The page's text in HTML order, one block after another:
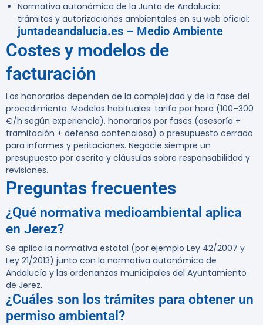
Normativa autonómica de la Junta de Andalucía:
trámites y autorizaciones ambientales en su web oficial:
juntadeandalucia.es – Medio Ambiente
Costes y modelos de
facturación
Los honorarios dependen de la complejidad y de la fase del
procedimiento. Modelos habituales: tarifa por hora (100–300
€/h según experiencia), honorarios por fases (asesoría +
tramitación + defensa contenciosa) o presupuesto cerrado
para informes y peritaciones. Negocie siempre un
presupuesto por escrito y cláusulas sobre responsabilidad y
revisiones.
Preguntas frecuentes
¿Qué normativa medioambiental aplica
en Jerez?
Se aplica la normativa estatal (por ejemplo Ley 42/2007 y
Ley 21/2013) junto con la normativa autonómica de
Andalucía y las ordenanzas municipales del Ayuntamiento
de Jerez.
¿Cuáles son los trámites para obtener un
permiso ambiental?